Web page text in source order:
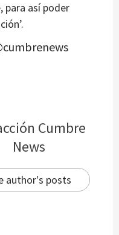
para así poder
Cumbre
News
author's posts